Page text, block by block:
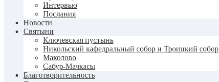
Интервью
Послания
Новости
Святыни
Ключевская пустынь
Никольский кафедральный собор и Троицкий собор
Маколово
Сабур-Мачкасы
Благотворительность